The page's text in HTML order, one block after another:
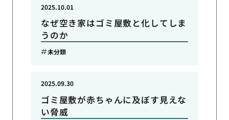
なぜ空き家はゴミ屋敷と化してしま
うのか
2025.10.01
未分類
ゴミ屋敷が赤ちゃんに及ぼす見えな
い脅威
2025.09.30